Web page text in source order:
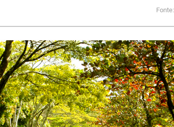
Fonte: